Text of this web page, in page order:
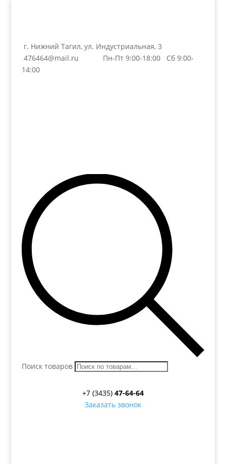
г. Нижний Тагил, ул. Индустриальная, 3
476464@mail.ru
Пн-Пт 9:00-18:00 Сб 9:00-
14:00
Поиск товаров
+7 (3435) 47-64-64
Заказать звонок